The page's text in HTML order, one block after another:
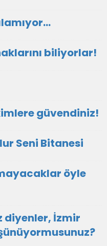
biliyorlar!
güvendiniz!
Seni Bitanesi
öyle
diyenler, İzmir